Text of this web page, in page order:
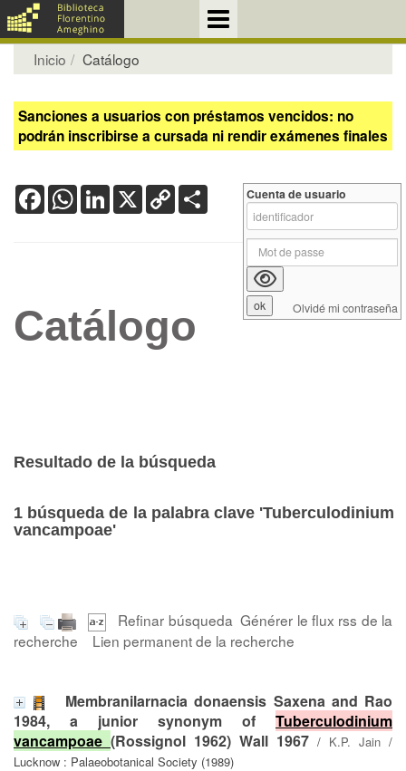
Inicio Catálogo
Sanciones a usuarios con préstamos vencidos: no
podrán inscribirse a cursada ni rendir exámenes finales
FacebookWhatsApp
LinkedIn
X Copy
Link
Catálogo
Resultado de la búsqueda
1 búsqueda de la palabra clave 'Tuberculodinium
vancampoae'
Refinar búsqueda Générer le flux rss de la
recherche
Lien permanent de la recherche
Membranilarnacia donaensis Saxena and Rao
1984, a junior synonym of Tuberculodinium
vancampoae (Rossignol 1962) Wall 1967 / K.P. Jain /
Lucknow : Palaeobotanical Society (1989)
Cuenta de usuario
Olvidé mi contraseña